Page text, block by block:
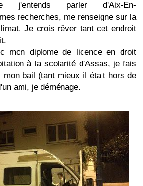
j'entends parler d'Aix-En-
recherches, me renseigne sur la
Je crois rêver tant cet endroit
mon diplome de licence en droit
à la scolarité d'Assas, je fais
mon bail (tant mieux il était hors de
ami, je déménage.